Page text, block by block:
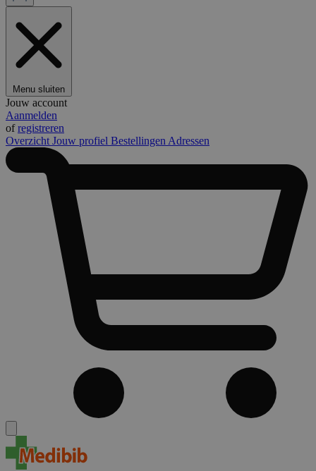
Menu sluiten
Jouw account
Aanmelden
ofregistreren
Overzicht Jouw profiel Bestellingen Adressen